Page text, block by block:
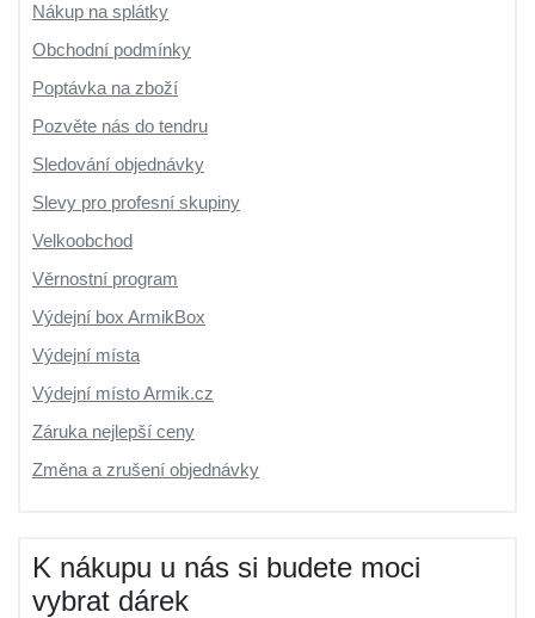
Nákup na splátky
Obchodní podmínky
Poptávka na zboží
Pozvěte nás do tendru
Sledování objednávky
Slevy pro profesní skupiny
Velkoobchod
Věrnostní program
Výdejní box ArmikBox
Výdejní místa
Výdejní místo Armik.cz
Záruka nejlepší ceny
Změna a zrušení objednávky
K nákupu u nás si budete moci
vybrat dárek